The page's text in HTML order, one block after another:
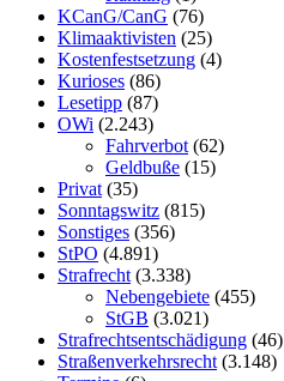
KCanG/CanG (76)
Klimaaktivisten (25)
Kostenfestsetzung (4)
Kurioses (86)
Lesetipp (87)
OWi (2.243)
Fahrverbot (62)
Geldbuße (15)
Privat (35)
Sonntagswitz (815)
Sonstiges (356)
StPO (4.891)
Strafrecht (3.338)
Nebengebiete (455)
StGB (3.021)
Strafrechtsentschädigung (46)
Straßenverkehrsrecht (3.148)